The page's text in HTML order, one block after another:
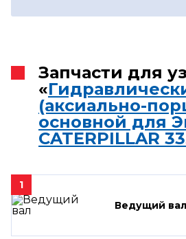
Запчасти для
«
(аксиально-
основной для
CATERPILLAR
1
Ведущий вал